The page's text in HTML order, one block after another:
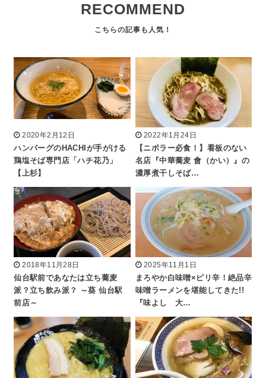
RECOMMEND
2020年2月12日
ハンバーグのHACHIが手がける
鶏塩そば専門店「ハチ花乃」
【上杉】
2022年1月24日
【ニボラー必食！】看板のない
名店『中華蕎麦 會（かい）』の
濃厚煮干しそば…
2018年11月28日
仙台駅前であなたは立ち蕎麦
派？立ち飲み派？ ～葵 仙台駅
前店～
2025年11月1日
まろやか白味噌×ピリ辛！絶品辛
味噌ラーメンを堪能してきた!!
『味よし 大…